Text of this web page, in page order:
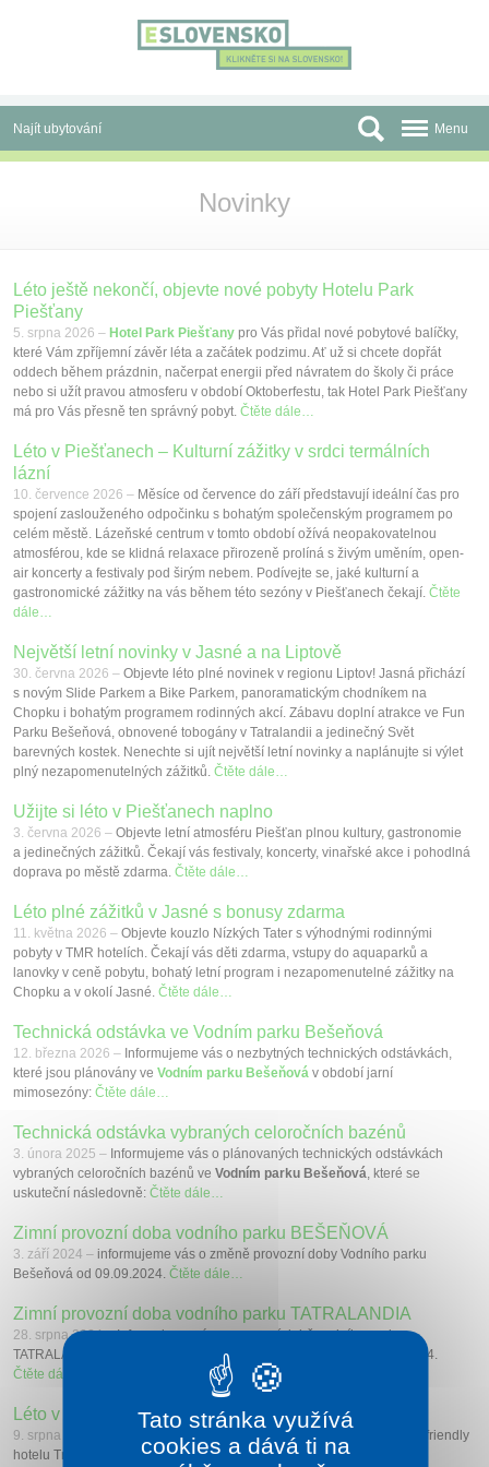
Najít ubytování
Skupiny a konference
Před cestou
Atrakce
O nás
Kontakt
Menu
Novinky
Léto ještě nekončí, objevte nové pobyty Hotelu Park
Piešťany
5. srpna 2026 – Hotel Park Piešťany pro Vás přidal nové pobytové balíčky,
které Vám zpříjemní závěr léta a začátek podzimu. Ať už si chcete dopřát
oddech během prázdnin, načerpat energii před návratem do školy či práce
nebo si užít pravou atmosferu v období Oktoberfestu, tak Hotel Park Piešťany
má pro Vás přesně ten správný pobyt. Čtěte dále…
Léto v Piešťanech – Kulturní zážitky v srdci termálních
lázní
10. července 2026 – Měsíce od července do září představují ideální čas pro
spojení zaslouženého odpočinku s bohatým společenským programem po
celém městě. Lázeňské centrum v tomto období ožívá neopakovatelnou
atmosférou, kde se klidná relaxace přirozeně prolíná s živým uměním, open-
air koncerty a festivaly pod širým nebem. Podívejte se, jaké kulturní a
gastronomické zážitky na vás během této sezóny v Piešťanech čekají. Čtěte
dále…
Největší letní novinky v Jasné a na Liptově
30. června 2026 – Objevte léto plné novinek v regionu Liptov! Jasná přichází
s novým Slide Parkem a Bike Parkem, panoramatickým chodníkem na
Chopku i bohatým programem rodinných akcí. Zábavu doplní atrakce ve Fun
Parku Bešeňová, obnovené tobogány v Tatralandii a jedinečný Svět
barevných kostek. Nenechte si ujít největší letní novinky a naplánujte si výlet
plný nezapomenutelných zážitků. Čtěte dále…
Užijte si léto v Piešťanech naplno
3. června 2026 – Objevte letní atmosféru Piešťan plnou kultury, gastronomie
a jedinečných zážitků. Čekají vás festivaly, koncerty, vinařské akce i pohodlná
doprava po městě zdarma. Čtěte dále…
Léto plné zážitků v Jasné s bonusy zdarma
11. května 2026 – Objevte kouzlo Nízkých Tater s výhodnými rodinnými
pobyty v TMR hotelích. Čekají vás děti zdarma, vstupy do aquaparků a
lanovky v ceně pobytu, bohatý letní program i nezapomenutelné zážitky na
Chopku a v okolí Jasné. Čtěte dále…
Technická odstávka ve Vodním parku Bešeňová
12. března 2026 – Informujeme vás o nezbytných technických odstávkách,
které jsou plánovány ve Vodním parku Bešeňová v období jarní
mimosezóny: Čtěte dále…
Technická odstávka vybraných celoročních bazénů
3. února 2025 – Informujeme vás o plánovaných technických odstávkách
vybraných celoročních bazénů ve Vodním parku Bešeňová, které se
uskuteční následovně: Čtěte dále…
Zimní provozní doba vodního parku BEŠEŇOVÁ
3. září 2024 – informujeme vás o změně provozní doby Vodního parku
Bešeňová od 09.09.2024. Čtěte dále…
Zimní provozní doba vodního parku TATRALANDIA
28. srpna 2024 –Informujeme vás o provozní době vodního parku
TATRALANDIA a o plánovaných odstávkách částí areálu od 09.09.2024.
Čtěte dále…
Léto v Nízkých Tatrách v hotelu Tri Studničky
9. srpna 2024 –
dovolujeme si Vás informovat o nové nabídce v adult-friendly
hotelu Tri Studničky**** Demänovská Dolina. Čtěte dále…
Tato stránka využívá
cookies a dává ti na